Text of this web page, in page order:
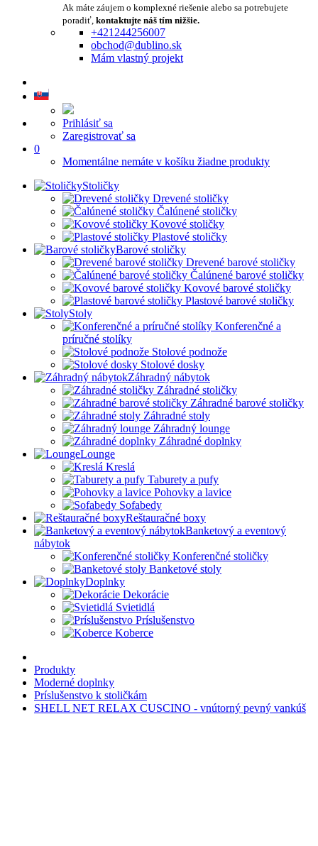
Ak máte záujem o komplexné riešenie alebo sa potrebujete
poradiť, kontaktujte náš tím nižšie.
+421244256007
obchod@dublino.sk
Mám vlastný projekt
Prihlásiť sa
Zaregistrovať sa
0
Momentálne nemáte v košíku žiadne produkty
Stoličky
Drevené stoličky
Čalúnené stoličky
Kovové stoličky
Plastové stoličky
Barové stoličky
Drevené barové stoličky
Čalúnené barové stoličky
Kovové barové stoličky
Plastové barové stoličky
Stoly
Konferenčné a
príručné stolíky
Stolové podnože
Stolové dosky
Záhradný nábytok
Záhradné stoličky
Záhradné barové stoličky
Záhradné stoly
Záhradný lounge
Záhradné doplnky
Lounge
Kreslá
Taburety a pufy
Pohovky a lavice
Sofabedy
Reštauračné boxy
Banketový a eventový
nábytok
Konferenčné stoličky
Banketové stoly
Doplnky
Dekorácie
Svietidlá
Príslušenstvo
Koberce
Produkty
Moderné doplnky
Príslušenstvo k stoličkám
SHELL NET RELAX CUSCINO - vnútorný pevný vankúš